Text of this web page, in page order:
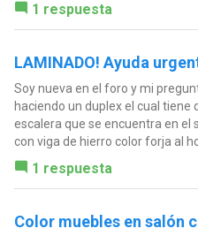
1 respuesta
LAMINADO! Ayuda
Soy nueva en el foro y mi
haciendo un duplex el cual tiene
escalera que se encuentra en el
con viga de hierro color forja al
1 respuesta
Color muebles en salón